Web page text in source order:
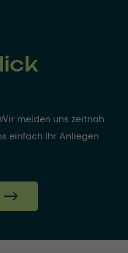
melden uns zeitnah
einfach Ihr Anliegen